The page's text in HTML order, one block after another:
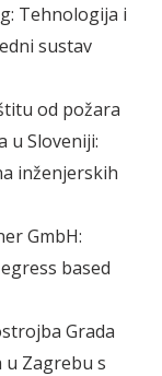
Tehnologija i
sustav
od požara
u Sloveniji:
inženjerskih
GmbH:
based
Grada
u Zagrebu s